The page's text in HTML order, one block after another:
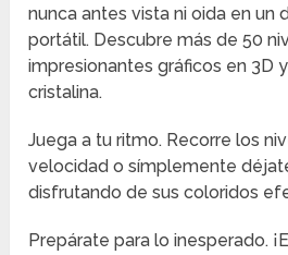
nunca antes vista ni oida en un
portátil. Descubre más de 50
impresionantes gráficos en 3D
cristalina.
Juega a tu ritmo. Recorre los
velocidad o símplemente
disfrutando de sus coloridos
Prepárate para lo inesperado.